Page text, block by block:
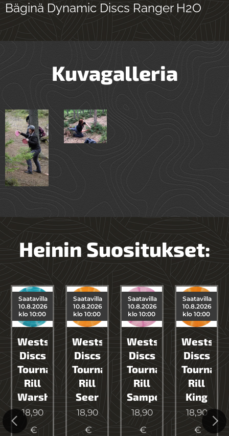
Bäginä Dynamic Discs Ranger H2O
Kuvagalleria
Heinin Suositukset:
Westside
Discs
Tournament
Rill
Warship
Saatavilla
10.8.2026
klo 10:00
18,90
€
Westside
Discs
Tournament
Rill
Seer
Saatavilla
10.8.2026
klo 10:00
18,90
€
Westside
Discs
Tournament
Rill
Sampo
Saatavilla
10.8.2026
klo 10:00
18,90
€
Westside
Discs
Rill
King
Saatavilla
10.8.2026
klo 10:00
18,90
€